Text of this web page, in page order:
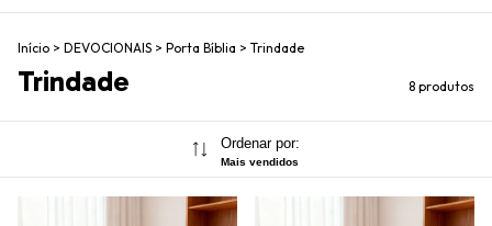
Início > DEVOCIONAIS > Porta Bíblia > Trindade
Trindade 8 produtos
Ordenar por:
Mais vendidos